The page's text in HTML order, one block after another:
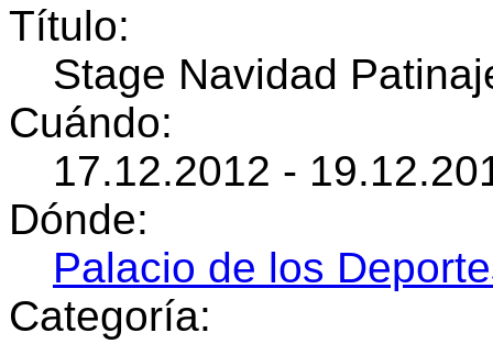
Título:
Stage Navidad
Cuándo:
17.12.2012 -
Dónde:
Palacio de los
Categoría: